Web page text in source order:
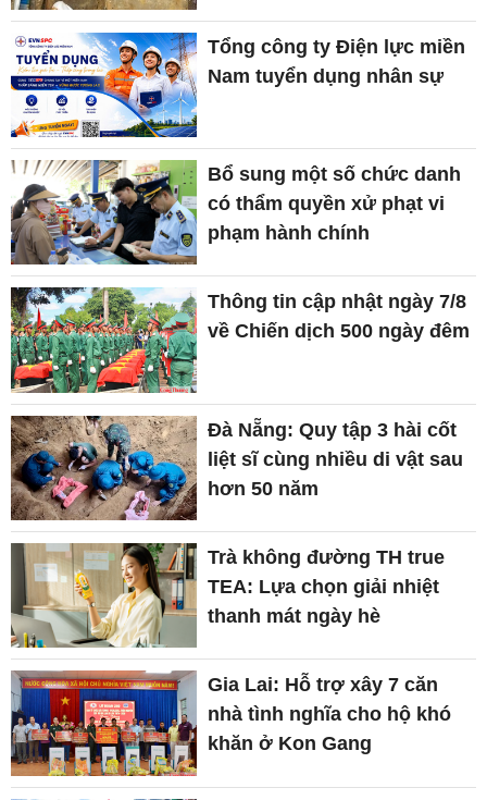
Tổng công ty Điện lực miền
Nam tuyển dụng nhân sự
Bổ sung một số chức danh
có thẩm quyền xử phạt vi
phạm hành chính
Thông tin cập nhật ngày 7/8
về Chiến dịch 500 ngày đêm
Đà Nẵng: Quy tập 3 hài cốt
liệt sĩ cùng nhiều di vật sau
hơn 50 năm
Trà không đường TH true
TEA: Lựa chọn giải nhiệt
thanh mát ngày hè
Gia Lai: Hỗ trợ xây 7 căn
nhà tình nghĩa cho hộ khó
khăn ở Kon Gang